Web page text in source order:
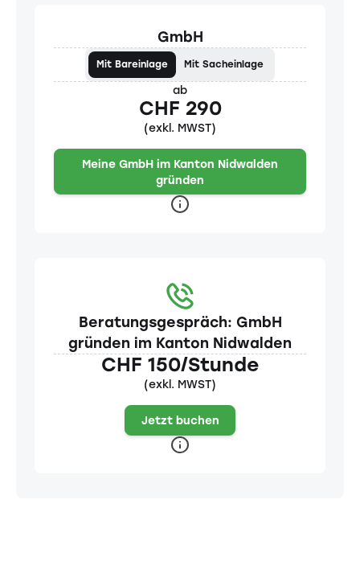
GmbH
Mit Bareinlage Mit Sacheinlage
ab
CHF 290
(exkl. MWST)
Meine GmbH im Kanton Nidwalden
gründen
Beratungsgespräch: GmbH
gründen im Kanton Nidwalden
CHF 150/Stunde
(exkl. MWST)
Jetzt buchen